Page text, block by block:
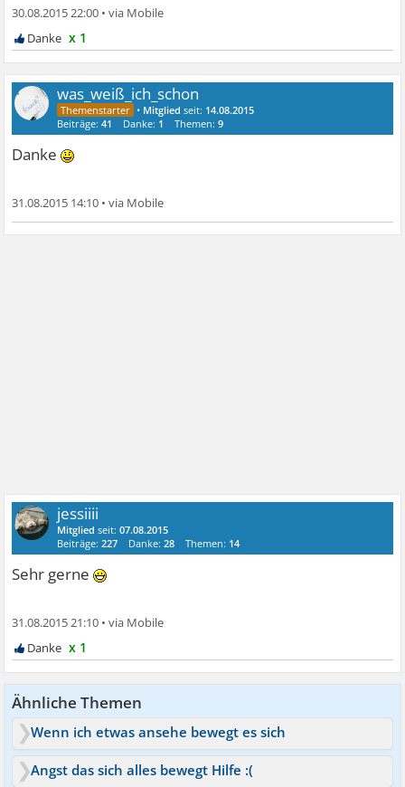
30.08.2015 22:00 •
x 1
was_weiß_ich_schon
• Mitglied seit: 14.08.2015
Beiträge:41 Danke: 1 Themen:9
Danke
31.08.2015 14:10 •
jessiiii
Mitglied seit:07.08.2015
Beiträge:227 Danke:28 Themen: 14
Sehr gerne
31.08.2015 21:10 •
x 1
Ähnliche Themen
Wenn ich etwas ansehe bewegt es sich
Angst das sich alles bewegt Hilfe :(